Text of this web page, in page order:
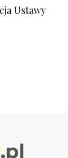
Ustawy